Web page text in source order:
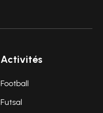
Activités
Football
Futsal